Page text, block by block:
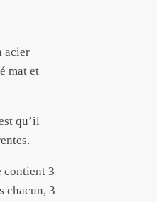
acier
mat et
qu’il
contient 3
chacun, 3